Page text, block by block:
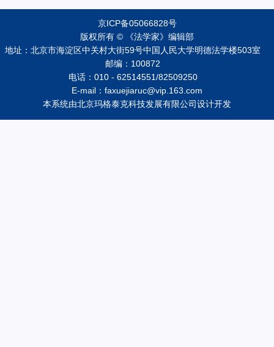
京ICP备05066828号
版权所有 © 《法学家》编辑部
地址：北京市海淀区中关村大街59号中国人民大学明德法学楼503室
邮编：100872
电话：010 - 62514551/82509250
E-mail：faxuejiaruc@vip.163.com
本系统由北京玛格泰克科技发展有限公司设计开发